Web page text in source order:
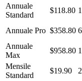
Annuale
Standard
$118.80
Annuale Pro $358.80
Annuale
Max
$958.80
Mensile
Standard
$19.90